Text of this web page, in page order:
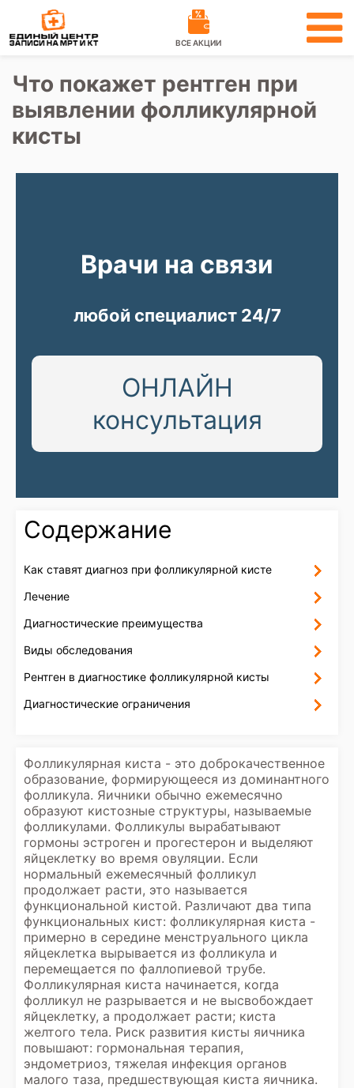
ВСЕ АКЦИИ
Что покажет рентген при
выявлении фолликулярной
кисты
ОНЛАЙН
консультация
любой специалист 24/7
Врачи на связи
Содержание
Как ставят диагноз при фолликулярной кисте
Лечение
Диагностические преимущества
Виды обследования
Рентген в диагностике фолликулярной кисты
Диагностические ограничения
Фолликулярная киста - это доброкачественное
образование, формирующееся из доминантного
фолликула. Яичники обычно ежемесячно
образуют кистозные структуры, называемые
фолликулами. Фолликулы вырабатывают
гормоны эстроген и прогестерон и выделяют
яйцеклетку во время овуляции. Если
нормальный ежемесячный фолликул
продолжает расти, это называется
функциональной кистой. Различают два типа
функциональных кист: фолликулярная киста -
примерно в середине менструального цикла
яйцеклетка вырывается из фолликула и
перемещается по фаллопиевой трубе.
Фолликулярная киста начинается, когда
фолликул не разрывается и не высвобождает
яйцеклетку, а продолжает расти; киста
желтого тела. Риск развития кисты яичника
повышают: гормональная терапия,
эндометриоз, тяжелая инфекция органов
малого таза, предшествующая киста яичника.